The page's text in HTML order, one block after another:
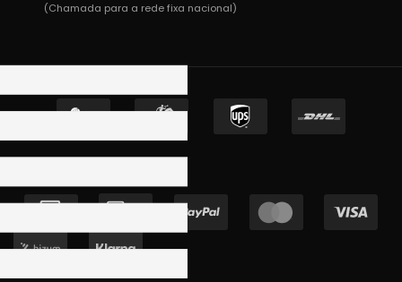
(Chamada para a rede fixa nacional)